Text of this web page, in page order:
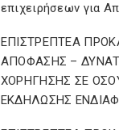
επιχειρήσεων για
ΕΠΙΣΤΡΕΠΤΕΑ
ΑΠΟΦΑΣΗΣ –
ΧΟΡΗΓΗΣΗΣ ΣΕ
ΕΚΔΗΛΩΣΗΣ